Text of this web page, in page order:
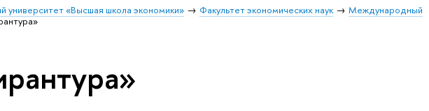
университет «Высшая школа экономики» Факультет экономических наук
Международный